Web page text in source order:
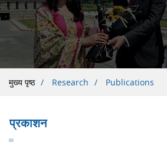
पग
मुख्य पृष्ठ Research Publications
प्रकाशन